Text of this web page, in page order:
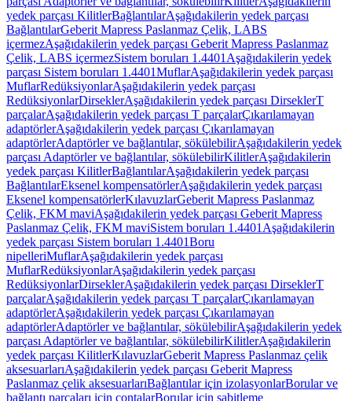
yedek parçası KilitlerBağlantılarAşağıdakilerin yedek parçası
BağlantılarGeberit Mapress Paslanmaz Çelik, LABS
içermezAşağıdakilerin yedek parçası Geberit Mapress Paslanmaz
Çelik, LABS içermezSistem boruları 1.4401 Aşağıdakilerin yedek
parçası Sistem boruları 1.4401MuflarAşağıdakilerin yedek parçası
MuflarRedüksiyonlarAşağıdakilerin yedek parçası
RedüksiyonlarDirseklerAşağıdakilerin yedek parçası DirseklerT
parçalarAşağıdakilerin yedek parçası T parçalarÇıkarılamayan
adaptörlerAşağıdakilerin yedek parçası Çıkarılamayan
adaptörlerAdaptörler ve bağlantılar, sökülebilirAşağıdakilerin yedek
parçası Adaptörler ve bağlantılar, sökülebilirKilitlerAşağıdakilerin
yedek parçası KilitlerBağlantılarAşağıdakilerin yedek parçası
BağlantılarEksenel kompensatörlerAşağıdakilerin yedek parçası
Eksenel kompensatörlerKılavuzlarGeberit Mapress Paslanmaz
Çelik, FKM maviAşağıdakilerin yedek parçası Geberit Mapress
Paslanmaz Çelik, FKM maviSistem boruları 1.4401 Aşağıdakilerin
yedek parçası Sistem boruları 1.4401Boru
nipelleriMuflarAşağıdakilerin yedek parçası
MuflarRedüksiyonlarAşağıdakilerin yedek parçası
RedüksiyonlarDirseklerAşağıdakilerin yedek parçası DirseklerT
parçalarAşağıdakilerin yedek parçası T parçalarÇıkarılamayan
adaptörlerAşağıdakilerin yedek parçası Çıkarılamayan
adaptörlerAdaptörler ve bağlantılar, sökülebilirAşağıdakilerin yedek
parçası Adaptörler ve bağlantılar, sökülebilirKilitlerAşağıdakilerin
yedek parçası KilitlerKılavuzlarGeberit Mapress Paslanmaz çelik
aksesuarlarıAşağıdakilerin yedek parçası Geberit Mapress
Paslanmaz çelik aksesuarlarıBağlantılar için izolasyonlarBorular ve
bağlantı parçaları için contalarBorular için sabitleme